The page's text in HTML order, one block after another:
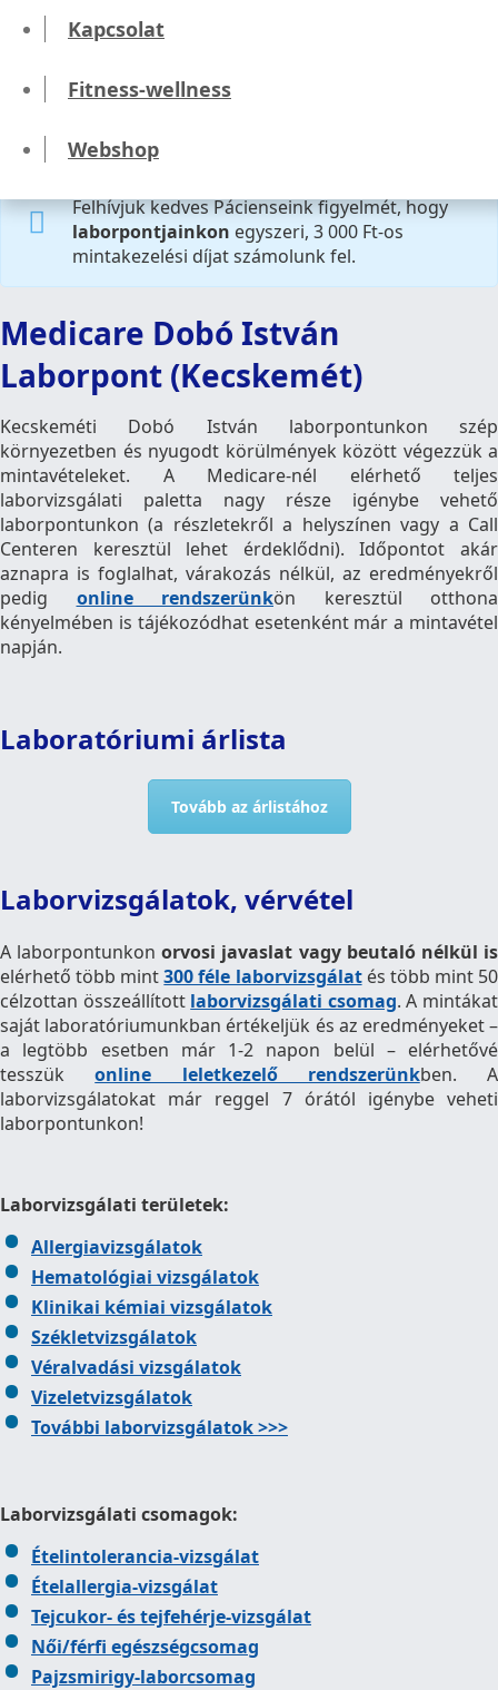
Kapcsolat
Fitness-wellness
Webshop
laborpontunk augusztus 8-án valamint,
augusztus 20–21-én zárva tart.
Felhívjuk kedves Pácienseink figyelmét, hogy
laborpontjainkon egyszeri, 3 000 Ft-os
mintakezelési díjat számolunk fel.
Medicare Dobó István
Laborpont (Kecskemét)
Kecskeméti Dobó István laborpontunkon szép
környezetben és nyugodt körülmények között végezzük a
mintavételeket. A Medicare-nél elérhető teljes
laborvizsgálati paletta nagy része igénybe vehető
laborpontunkon (a részletekről a helyszínen vagy a Call
Centeren keresztül lehet érdeklődni). Időpontot akár
aznapra is foglalhat, várakozás nélkül, az eredményekről
pedig online rendszerünkön keresztül otthona
kényelmében is tájékozódhat esetenként már a mintavétel
napján.
Laboratóriumi árlista
Tovább az árlistához
Laborvizsgálatok, vérvétel
A laborpontunkonorvosi javaslat vagy beutaló nélkül is
elérhető több mint300 féle laborvizsgálatés több mint 50
célzottan összeállított laborvizsgálati csomag. A mintákat
saját laboratóriumunkban értékeljük és az eredményeket –
a legtöbb esetben már 1-2 napon belül – elérhetővé
tesszükonline leletkezelő rendszerünkben. A
laborvizsgálatokat már reggel 7 órától igénybe veheti
laborpontunkon!
Laborvizsgálati területek:
Allergiavizsgálatok
Hematológiai vizsgálatok
Klinikai kémiai vizsgálatok
Székletvizsgálatok
Véralvadási vizsgálatok
Vizeletvizsgálatok
További laborvizsgálatok >>>
Laborvizsgálati csomagok:
Ételintolerancia-vizsgálat
Ételallergia-vizsgálat
Tejcukor- és tejfehérje-vizsgálat
Női/férfi egészségcsomag
Pajzsmirigy-laborcsomag